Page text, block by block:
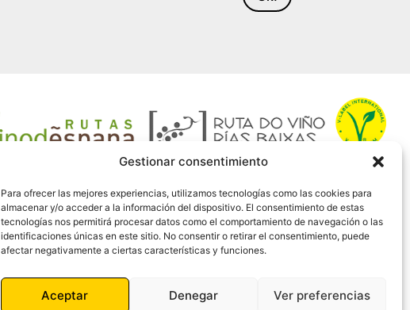
Gestionar consentimiento
Para ofrecer las mejores experiencias, utilizamos tecnologías como las cookies para
almacenar y/o acceder a la información del dispositivo. El consentimiento de estas
tecnologías nos permitirá procesar datos como el comportamiento de navegación o las
identificaciones únicas en este sitio. No consentir o retirar el consentimiento, puede
afectar negativamente a ciertas características y funciones.
Aceptar Denegar Ver preferencias